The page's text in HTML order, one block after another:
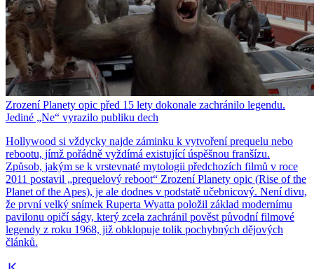
Zrození Planety opic před 15 lety dokonale zachránilo legendu.
Jediné „Ne“ vyrazilo publiku dech
Hollywood si vždycky najde záminku k vytvoření prequelu nebo
rebootu, jímž pořádně vyždímá existující úspěšnou franšízu.
Způsob, jakým se k vrstevnaté mytologii předchozích filmů v roce
2011 postavil „prequelový reboot“ Zrození Planety opic (Rise of the
Planet of the Apes), je ale dodnes v podstatě učebnicový. Není divu,
že první velký snímek Ruperta Wyatta položil základ modernímu
pavilonu opičí ságy, který zcela zachránil pověst původní filmové
legendy z roku 1968, již obklopuje tolik pochybných dějových
článků.